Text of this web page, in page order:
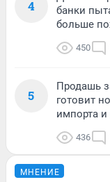
4
банки
больше
450
5
Продашь
готовит
импорта и
436
МНЕНИЕ